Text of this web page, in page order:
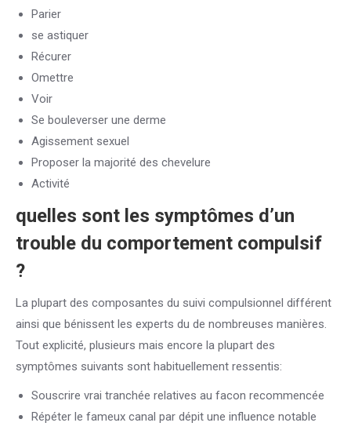
Parier
se astiquer
Récurer
Omettre
Voir
Se bouleverser une derme
Agissement sexuel
Proposer la majorité des chevelure
Activité
quelles sont les symptômes d’un
trouble du comportement compulsif
?
La plupart des composantes du suivi compulsionnel différent
ainsi que bénissent les experts du de nombreuses manières.
Tout explicité, plusieurs mais encore la plupart des
symptômes suivants sont habituellement ressentis:
Souscrire vrai tranchée relatives au facon recommencée
Répéter le fameux canal par dépit une influence notable